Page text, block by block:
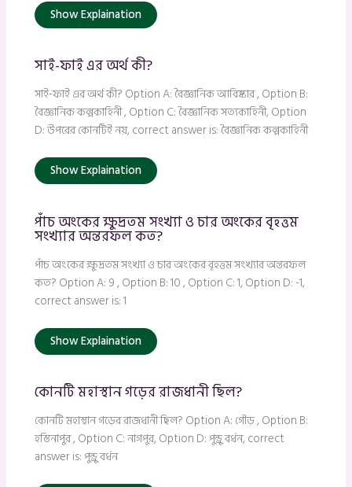
Show Explaination
সাই-ফাই এর অর্থ কী?
সাই-ফাই এর অর্থ কী? Option A: বৈজ্ঞানিক আবিষ্কার , Option B:
বৈজ্ঞানিক কল্পকাহিনী , Option C: বৈজ্ঞানিক সত্যকাহিনী, Option
D: উপরের কোনটিই নয়, correct answer is: বৈজ্ঞানিক কল্পকাহিনী
Show Explaination
পাঁচ অংকের ক্ষুদ্রতম সংখ্যা ও চার অংকের বৃহত্তম
সংখ্যার অন্তরফল কত?
পাঁচ অংকের ক্ষুদ্রতম সংখ্যা ও চার অংকের বৃহত্তম সংখ্যার অন্তরফল
কত? Option A: 9 , Option B: 10 , Option C: 1, Option D: -1,
correct answer is: 1
Show Explaination
কোনটি মহাস্থান গড়ের রাজধানী ছিল?
কোনটি মহাস্থান গড়ের রাজধানী ছিল? Option A: গৌড় , Option B:
হস্তিনাপুর , Option C: নাগপুর, Option D: পুন্ড্রু বর্ধন, correct
answer is: পুন্ড্রু বর্ধন